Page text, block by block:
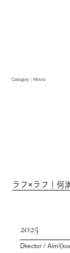
Category：Movie
ラフ×ラフ｜何
2025
Director /